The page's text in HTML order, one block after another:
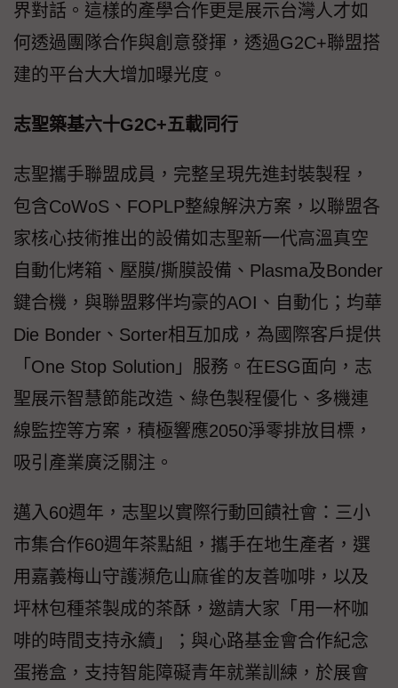
界對話。這樣的產學合作更是展示台灣人才如
何透過團隊合作與創意發揮，透過G2C+聯盟搭
建的平台大大增加曝光度。
志聖築基六十G2C+五載同行
志聖攜手聯盟成員，完整呈現先進封裝製程，
包含CoWoS、FOPLP整線解決方案，以聯盟各
家核心技術推出的設備如志聖新一代高溫真空
自動化烤箱、壓膜/撕膜設備、Plasma及Bonder
鍵合機，與聯盟夥伴均豪的AOI、自動化；均華
Die Bonder、Sorter相互加成，為國際客戶提供
「One Stop Solution」服務。在ESG面向，志
聖展示智慧節能改造、綠色製程優化、多機連
線監控等方案，積極響應2050淨零排放目標，
吸引產業廣泛關注。
邁入60週年，志聖以實際行動回饋社會：三小
市集合作60週年茶點組，攜手在地生產者，選
用嘉義梅山守護瀕危山麻雀的友善咖啡，以及
坪林包種茶製成的茶酥，邀請大家「用一杯咖
啡的時間支持永續」；與心路基金會合作紀念
蛋捲盒，支持智能障礙青年就業訓練，於展會